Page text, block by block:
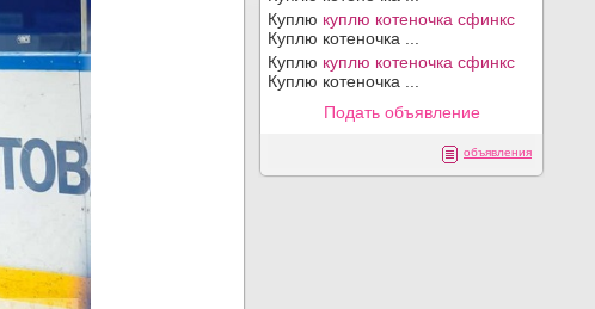
Куплю куплю котеночка сфинкс
Куплю котеночка ...
Куплю куплю котеночка сфинкс
Куплю котеночка ...
Подать объявление
объявления